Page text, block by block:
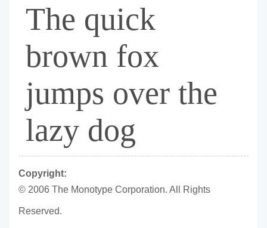
The quick
brown fox
jumps over the
lazy dog
Copyright:
© 2006 The Monotype Corporation. All Rights
Reserved.